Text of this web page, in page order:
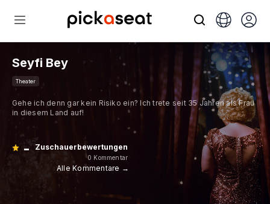
Seyfi Bey
Theater
Gehe ich denn gar kein Risiko ein? Ich trete seit 35 Jahren als Frau
in diesem Land auf!
- Zuschauerbewertungen
0 Kommentar
Alle Kommentare →